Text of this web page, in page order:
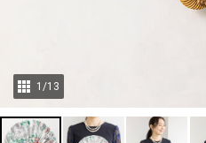
1 /13